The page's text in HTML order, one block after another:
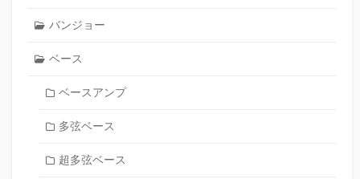
バンジョー
ベース
ベースアンプ
多弦ベース
超多弦ベース